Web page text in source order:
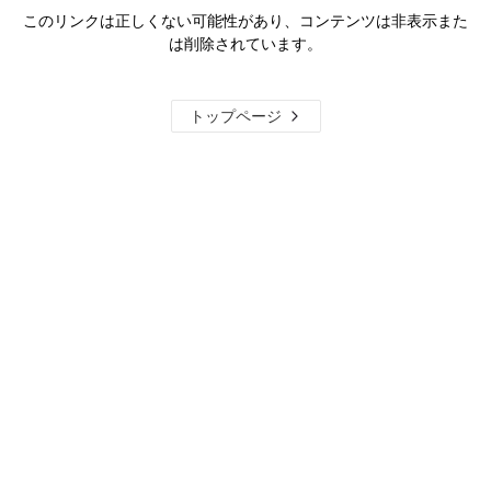
このリンクは正しくない可能性があり、コンテンツは非表示また
は削除されています。
トップページ